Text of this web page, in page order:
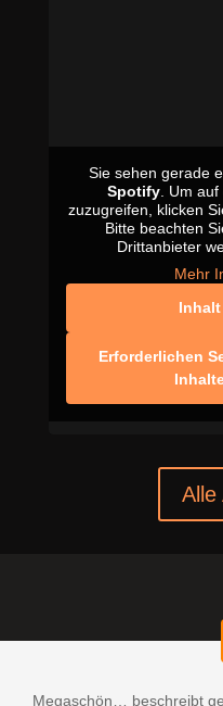
Sie sehen gerade
Spotify. Um auf
zuzugreifen, klicken
Bitte beachten
Drittanbieter
Mehr
Erforderlichen
Alle
Megaschön… beschreibt